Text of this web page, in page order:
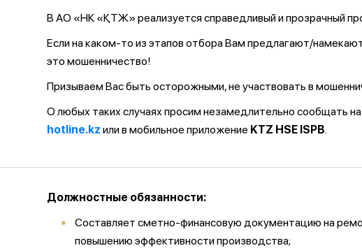
В АО «НК «ҚТЖ» реализуется справедливый и прозрачный
Если на каком-то из этапов отбора Вам предлагают/
это мошенничество!
Призываем Вас быть осторожными, не участвовать в
О любых таких случаях просим незамедлительно сообщать
hotline.kz или в мобильное приложение KTZ HSE ISPB.
Должностные обязанности:
Составляет сметно-финансовую документацию на
повышению эффективности производства;